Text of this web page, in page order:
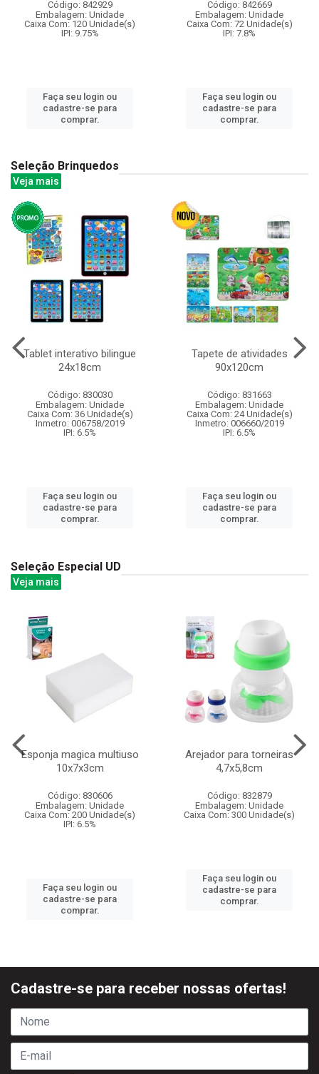
Código: 842929
Embalagem: Unidade
Caixa Com: 120 Unidade(s)
IPI: 9.75%
Faça seu login ou
cadastre-se para
comprar.
Código: 842669
Embalagem: Unidade
Caixa Com: 72 Unidade(s)
IPI: 7.8%
Faça seu login ou
cadastre-se para
comprar.
Seleção Brinquedos
Veja mais
Tablet interativo bilingue
24x18cm
Código: 830030
Embalagem: Unidade
Caixa Com: 36 Unidade(s)
Inmetro: 006758/2019
IPI: 6.5%
Faça seu login ou
cadastre-se para
comprar.
Tapete de atividades
90x120cm
Código: 831663
Embalagem: Unidade
Caixa Com: 24 Unidade(s)
Inmetro: 006660/2019
IPI: 6.5%
Faça seu login ou
cadastre-se para
comprar.
Seleção Especial UD
Veja mais
Esponja magica multiuso
10x7x3cm
Código: 830606
Embalagem: Unidade
Caixa Com: 200 Unidade(s)
IPI: 6.5%
Faça seu login ou
cadastre-se para
comprar.
Arejador para torneiras
4,7x5,8cm
Código: 832879
Embalagem: Unidade
Caixa Com: 300 Unidade(s)
Faça seu login ou
cadastre-se para
comprar.
Cadastre-se para receber nossas ofertas!